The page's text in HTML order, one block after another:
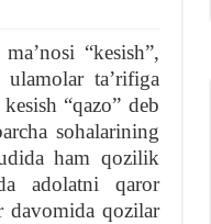
“kesish”,
taʼrifiga
“qazo” deb
sohalarining
ham qozilik
adolatni qaror
davomida qozilar